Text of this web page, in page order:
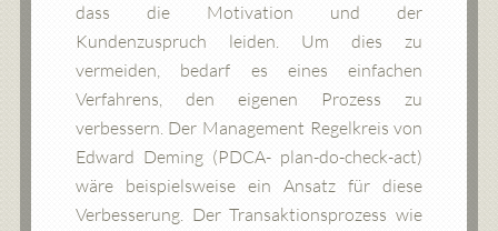
dass die Motivation und der
Kundenzuspruch leiden. Um dies zu
vermeiden, bedarf es eines einfachen
Verfahrens, den eigenen Prozess zu
verbessern. Der Management Regelkreis von
Edward Deming (PDCA- plan-do-check-act)
wäre beispielsweise ein Ansatz für diese
Verbesserung. Der Transaktionsprozess wie